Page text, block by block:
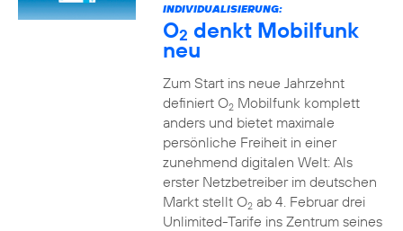
INDIVIDUALISIERUNG:
O2 denkt Mobilfunk
neu
Zum Start ins neue Jahrzehnt
definiert O2Mobilfunk komplett
anders und bietet maximale
persönliche Freiheit in einer
zunehmend digitalen Welt: Als
erster Netzbetreiber im deutschen
Markt stellt O2ab 4. Februar drei
Unlimited-Tarife ins Zentrum seines